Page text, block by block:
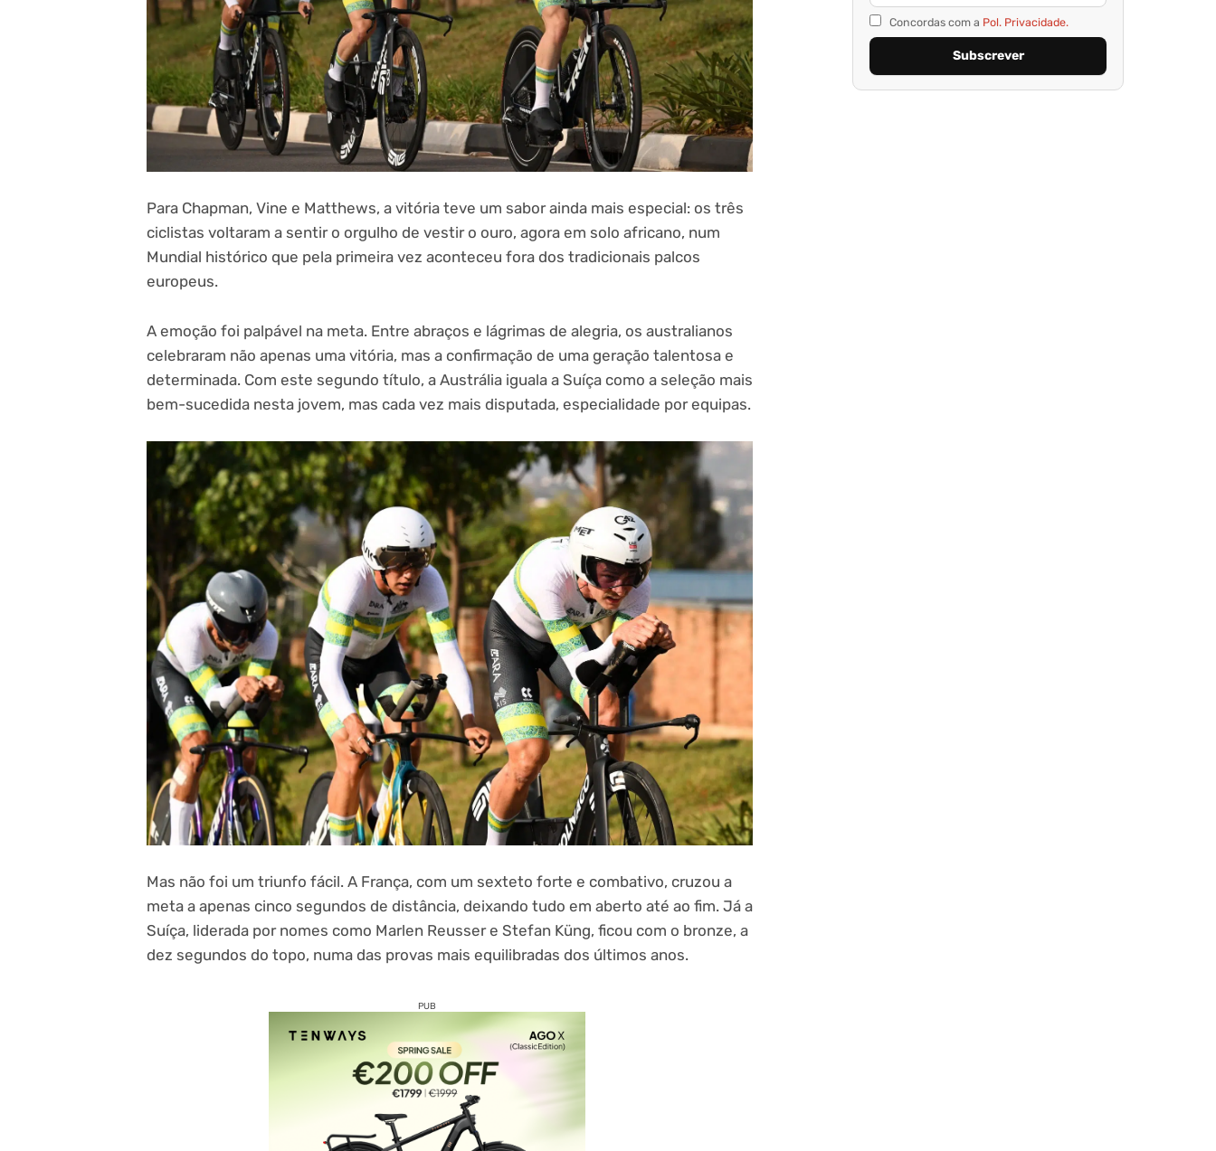
Para Chapman, Vine e Matthews, a vitória teve um sabor ainda mais especial: os três
ciclistas voltaram a sentir o orgulho de vestir o ouro, agora em solo africano, num
Mundial histórico que pela primeira vez aconteceu fora dos tradicionais palcos
europeus.
A emoção foi palpável na meta. Entre abraços e lágrimas de alegria, os australianos
celebraram não apenas uma vitória, mas a confirmação de uma geração talentosa e
determinada. Com este segundo título, a Austrália iguala a Suíça como a seleção mais
bem-sucedida nesta jovem, mas cada vez mais disputada, especialidade por equipas.
Mas não foi um triunfo fácil. A França, com um sexteto forte e combativo, cruzou a
meta a apenas cinco segundos de distância, deixando tudo em aberto até ao fim. Já a
Suíça, liderada por nomes como Marlen Reusser e Stefan Küng, ficou com o bronze, a
dez segundos do topo, numa das provas mais equilibradas dos últimos anos.
PUB
Concordas com a Pol. Privacidade.